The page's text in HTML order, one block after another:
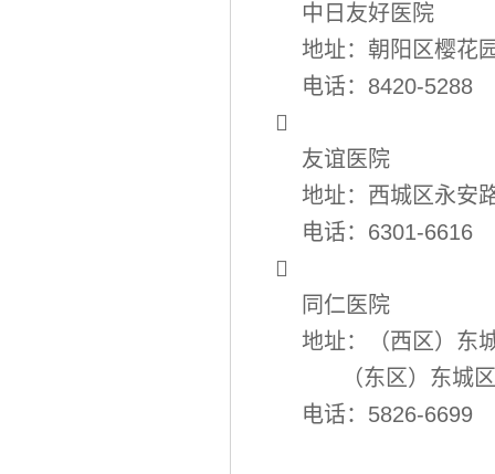
中日友好医院
地址：朝阳区樱花
电话：8420-5288

友谊医院
地址：西城区永安
电话：6301-6616

同仁医院
地址：（西区）东
（东区）东城区
电话：5826-6699